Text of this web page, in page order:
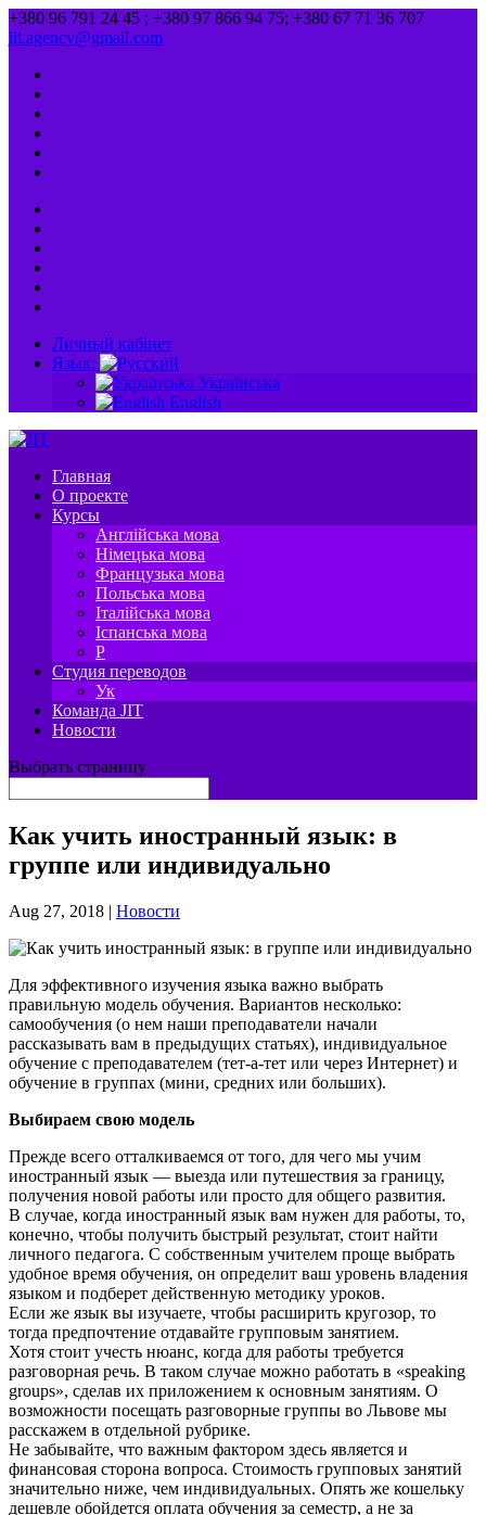
+380 96 791 24 45 ; +380 97 866 94 75; +380 67 71 36 707
jit.agency@gmail.com
Личный кабінет
Язык:
Українська
English
Главная
О проекте
Курсы
Англійська мова
Німецька мова
Французька мова
Польська мова
Італійська мова
Іспанська мова
P
Студия переводов
Ук
Команда JIT
Новости
Выбрать страницу
Как учить иностранный язык: в
группе или индивидуально
Aug 27, 2018 | Новости
Для эффективного изучения языка важно выбрать
правильную модель обучения. Вариантов несколько:
самообучения (о нем наши преподаватели начали
рассказывать вам в предыдущих статьях), индивидуальное
обучение с преподавателем (тет-а-тет или через Интернет) и
обучение в группах (мини, средних или больших).
Выбираем свою модель
Прежде всего отталкиваемся от того, для чего мы учим
иностранный язык — выезда или путешествия за границу,
получения новой работы или просто для общего развития.
В случае, когда иностранный язык вам нужен для работы, то,
конечно, чтобы получить быстрый результат, стоит найти
личного педагога. С собственным учителем проще выбрать
удобное время обучения, он определит ваш уровень владения
языком и подберет действенную методику уроков.
Если же язык вы изучаете, чтобы расширить кругозор, то
тогда предпочтение отдавайте групповым занятием.
Хотя стоит учесть нюанс, когда для работы требуется
разговорная речь. В таком случае можно работать в «speaking
groups», сделав их приложением к основным занятиям. О
возможности посещать разговорные группы во Львове мы
расскажем в отдельной рубрике.
Не забывайте, что важным фактором здесь является и
финансовая сторона вопроса. Стоимость групповых занятий
значительно ниже, чем индивидуальных. Опять же кошельку
дешевле обойдется оплата обучения за семестр, а не за